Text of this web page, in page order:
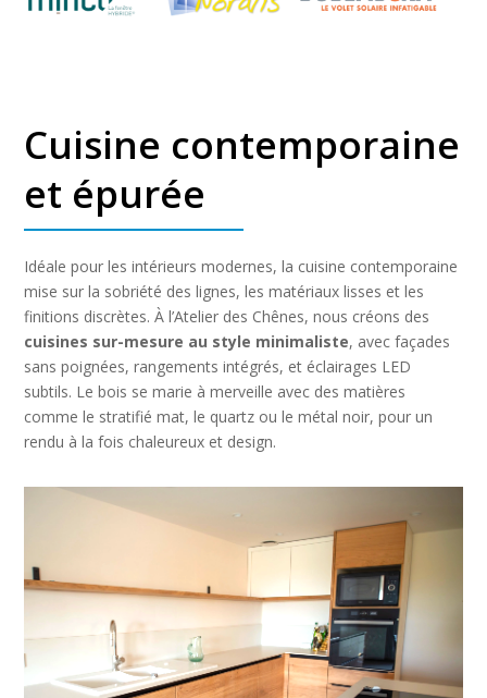
Cuisine contemporaine
et épurée
Idéale pour les intérieurs modernes, la cuisine contemporaine
mise sur la sobriété des lignes, les matériaux lisses et les
finitions discrètes. À l’Atelier des Chênes, nous créons des
cuisines sur-mesure au style minimaliste, avec façades
sans poignées, rangements intégrés, et éclairages LED
subtils. Le bois se marie à merveille avec des matières
comme le stratifié mat, le quartz ou le métal noir, pour un
rendu à la fois chaleureux et design.